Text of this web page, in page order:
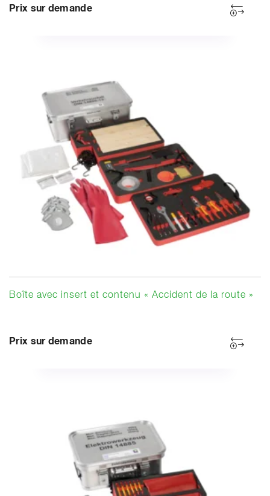
Prix sur demande
Boîte avec insert et contenu « Accident de la route »
Prix sur demande